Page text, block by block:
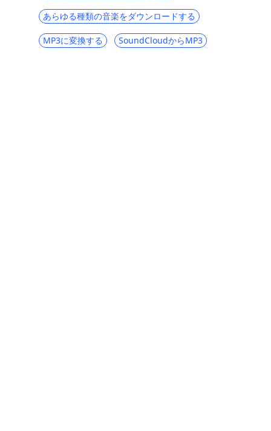
無料でMP3プレーヤーに音楽をダウンロー
ドする方法[2つのヒント]
あらゆる種類の音楽をダウンロードする
MP3に変換する SoundCloudからMP3